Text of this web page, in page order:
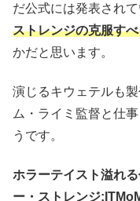
だ公式には発表されて
ストレンジの克服す
かだと思います。
演じるキウェテルも
ム・ライミ監督と仕
うです。
ホラーテイスト溢れ
ー・ストレンジ